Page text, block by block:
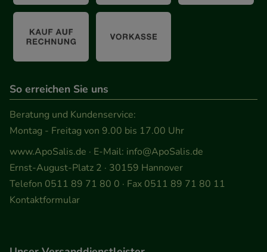
So erreichen Sie uns
Beratung und Kundenservice:
Montag - Freitag von 9.00 bis 17.00 Uhr
www.ApoSalis.de · E-Mail: info@ApoSalis.de
Ernst-August-Platz 2 · 30159 Hannover
Telefon 0511 89 71 80 0 · Fax 0511 89 71 80 11
Kontaktformular